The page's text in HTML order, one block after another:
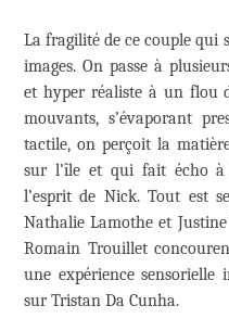
La fragilité de ce couple qui
images. On passe à
et hyper réaliste à un flou
mouvants, s’évaporant
tactile, on perçoit la
sur l’île et qui fait écho
l’esprit de Nick. Tout est
Nathalie Lamothe et
Romain Trouillet
une expérience sensorielle
sur Tristan Da Cunha.